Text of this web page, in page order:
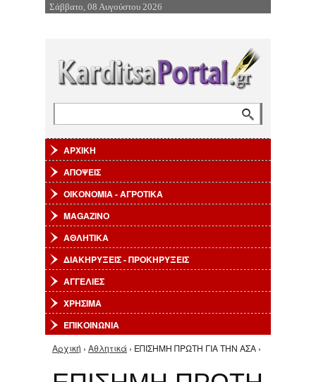
Επιστροφή στην Πλοήγηση
Σάββατο, 08 Αυγούστου 2026
ΑΡΧΙΚΗ
ΑΠΟΨΕΙΣ
ΟΙΚΟΝΟΜΙΑ - ΑΓΡΟΤΙΚΑ
MAGAZINO
ΑΘΛΗΤΙΚΑ
ΔΙΑΚΗΡΥΞΕΙΣ - ΠΡΟΚΗΡΥΞΕΙΣ
ΑΓΓΕΛΙΕΣ
ΧΡΗΣΙΜΑ
ΕΠΙΚΟΙΝΩΝΙΑ
Είστε εδώ
Αρχική › Αθλητικά › ΕΠΙΣΗΜΗ ΠΡΩΤΗ ΓΙΑ ΤΗΝ ΑΣΑ ›